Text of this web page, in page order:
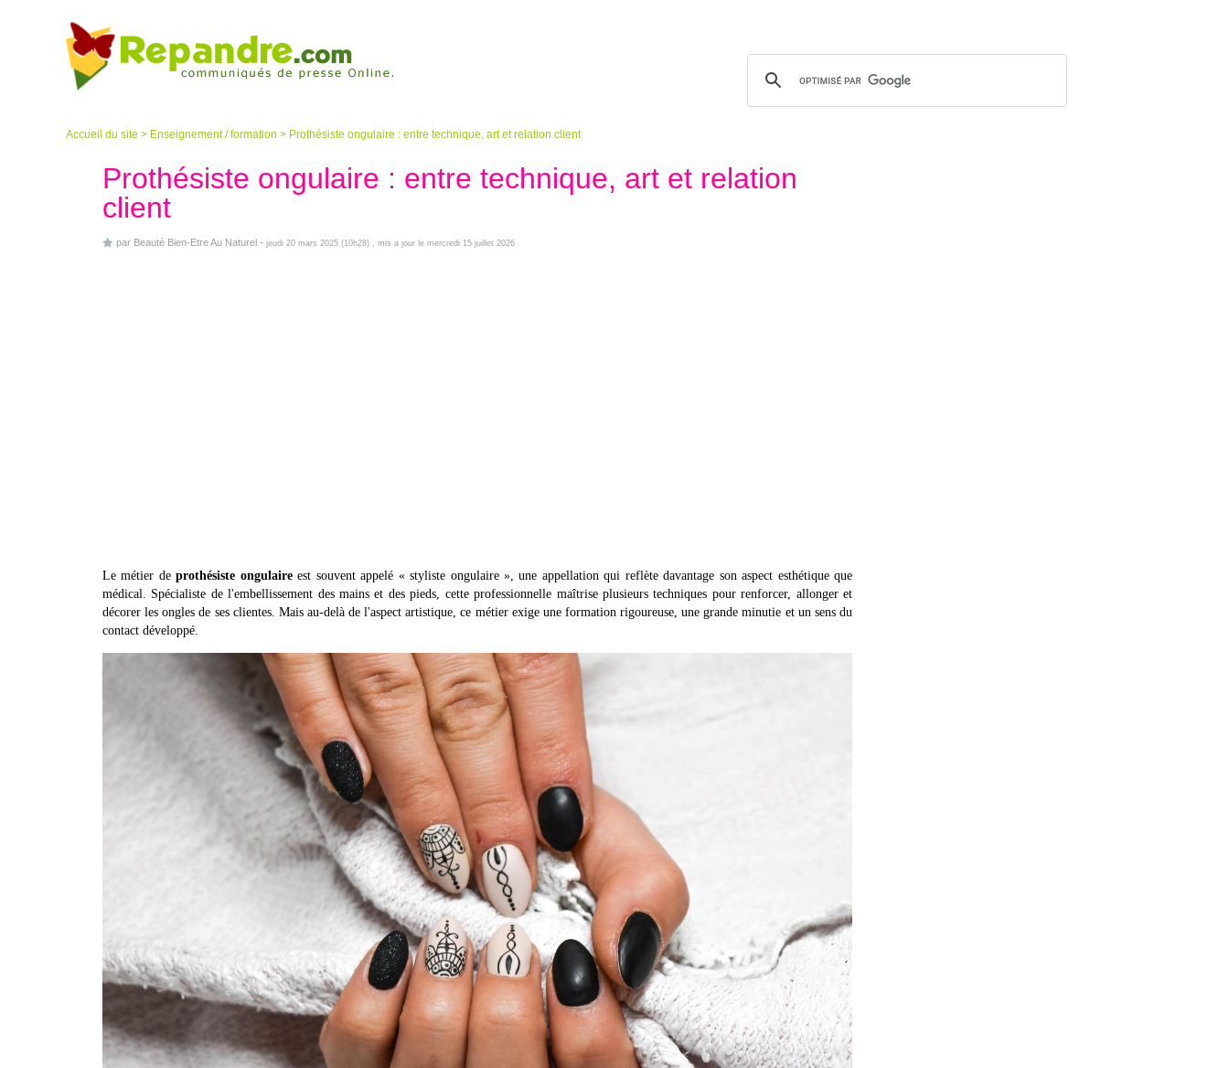
Accueil du site > Enseignement / formation > Prothésiste ongulaire : entre technique, art et relation client
Prothésiste ongulaire : entre technique, art et relation
client
par Beauté Bien-Etre Au Naturel - jeudi 20 mars 2025 (10h28) , mis a jour le mercredi 15 juillet 2026
Le métier deprothésiste ongulaireest souvent appelé « styliste ongulaire », une appellation qui reflète davantage son aspect esthétique que
médical. Spécialiste de l'embellissement des mains et des pieds, cette professionnelle maîtrise plusieurs techniques pour renforcer, allonger et
décorer les ongles de ses clientes. Mais au-delà de l'aspect artistique, ce métier exige une formation rigoureuse, une grande minutie et un sens du
contact développé.